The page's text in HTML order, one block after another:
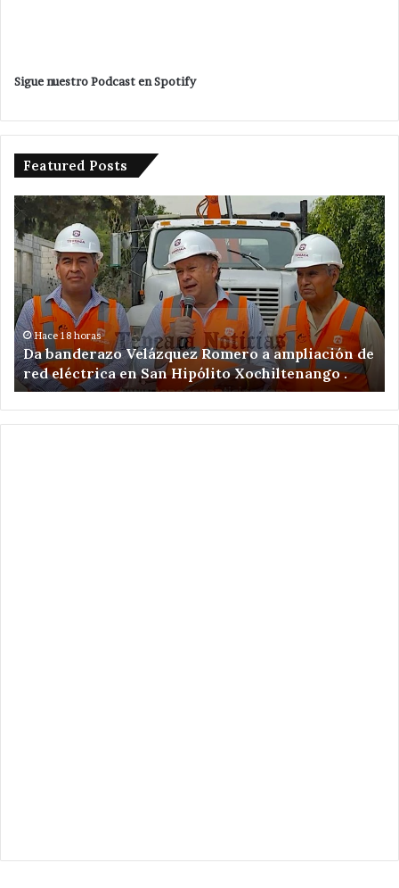
Sigue nuestro Podcast en Spotify
Featured Posts
Da
banderazo
Velázquez
Romero
ampliación
de
red
eléctrica
en
San
Hipólito
Xochiltenango
Hace 18 horas
Da banderazo Velázquez Romero a ampliación de
red eléctrica en San Hipólito Xochiltenango .
a
en